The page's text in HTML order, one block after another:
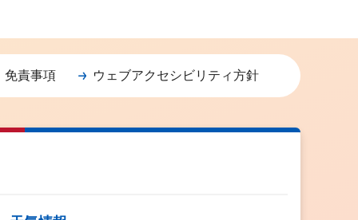
免責事項 ウェブアクセシビリティ方針